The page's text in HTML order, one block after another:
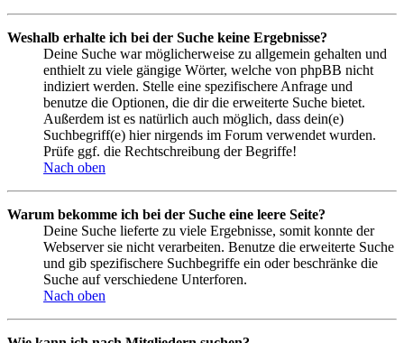
Weshalb erhalte ich bei der Suche keine Ergebnisse?
Deine Suche war möglicherweise zu allgemein gehalten und
enthielt zu viele gängige Wörter, welche von phpBB nicht
indiziert werden. Stelle eine spezifischere Anfrage und
benutze die Optionen, die dir die erweiterte Suche bietet.
Außerdem ist es natürlich auch möglich, dass dein(e)
Suchbegriff(e) hier nirgends im Forum verwendet wurden.
Prüfe ggf. die Rechtschreibung der Begriffe!
Nach oben
Warum bekomme ich bei der Suche eine leere Seite?
Deine Suche lieferte zu viele Ergebnisse, somit konnte der
Webserver sie nicht verarbeiten. Benutze die erweiterte Suche
und gib spezifischere Suchbegriffe ein oder beschränke die
Suche auf verschiedene Unterforen.
Nach oben